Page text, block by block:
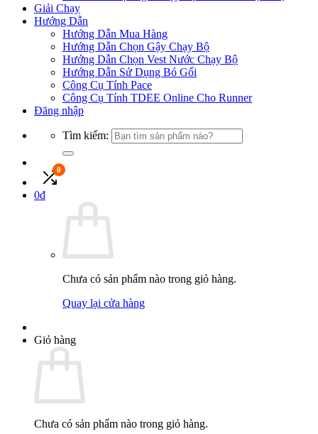
Giải Chạy
Hướng Dẫn
Hướng Dẫn Mua Hàng
Hướng Dẫn Chọn Gậy Chạy Bộ
Hướng Dẫn Chọn Vest Nước Chạy Bộ
Hướng Dẫn Sử Dụng Bó Gối
Công Cụ Tính Pace
Công Cụ Tính TDEE Online Cho Runner
Đăng nhập
Tìm kiếm:
0
0đ
Chưa có sản phẩm nào trong giỏ hàng.
Quay lại cửa hàng
Giỏ hàng
Chưa có sản phẩm nào trong giỏ hàng.